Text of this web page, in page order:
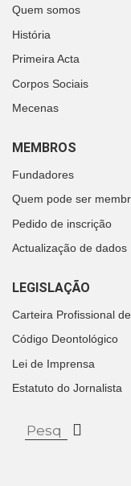
Quem somos
História
Primeira Acta
Corpos Sociais
Mecenas
MEMBROS
Fundadores
Quem pode ser
Pedido de inscrição
Actualização de dados
LEGISLAÇÃO
Carteira Profissional
Código Deontológico
Lei de Imprensa
Estatuto do Jornalista